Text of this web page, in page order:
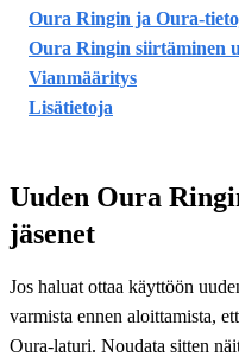
Oura Ringin ja Oura-
Oura Ringin siirtäminen
Vianmääritys
Lisätietoja
Uuden Oura
jäsenet
Jos haluat ottaa käyttöön
varmista ennen aloittamista,
Oura-laturi. Noudata sitten